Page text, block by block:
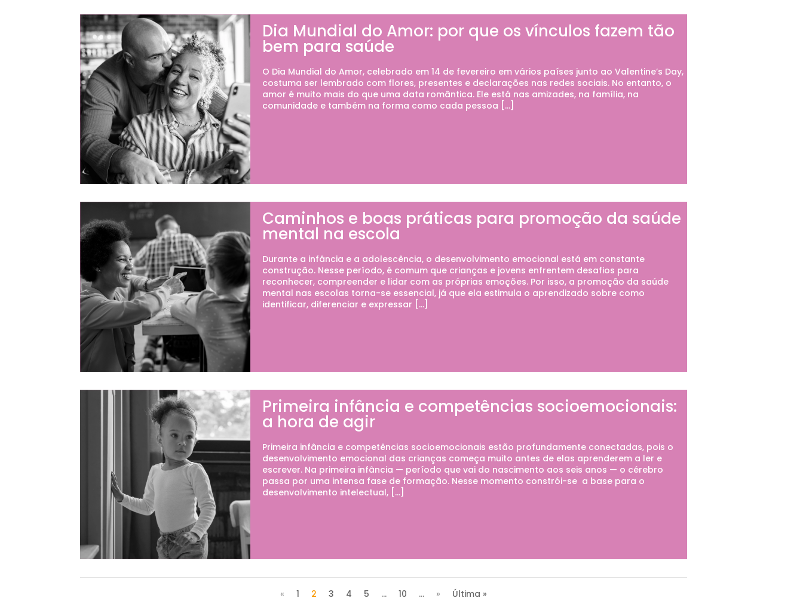
Dia Mundial do Amor: por que os vínculos fazem tão
bem para saúde
O Dia Mundial do Amor, celebrado em 14 de fevereiro em vários países junto ao Valentine’s Day,
costuma ser lembrado com flores, presentes e declarações nas redes sociais. No entanto, o
amor é muito mais do que uma data romântica. Ele está nas amizades, na família, na
comunidade e também na forma como cada pessoa […]
Caminhos e boas práticas para promoção da saúde
mental na escola
Durante a infância e a adolescência, o desenvolvimento emocional está em constante
construção. Nesse período, é comum que crianças e jovens enfrentem desafios para
reconhecer, compreender e lidar com as próprias emoções. Por isso, a promoção da saúde
mental nas escolas torna-se essencial, já que ela estimula o aprendizado sobre como
identificar, diferenciar e expressar […]
Primeira infância e competências socioemocionais:
a hora de agir
Primeira infância e competências socioemocionais estão profundamente conectadas, pois o
desenvolvimento emocional das crianças começa muito antes de elas aprenderem a ler e
escrever. Na primeira infância — período que vai do nascimento aos seis anos — o cérebro
passa por uma intensa fase de formação. Nesse momento constrói-se a base para o
desenvolvimento intelectual, […]
« 1 2 3 4 5 ... 10 ... » Última »